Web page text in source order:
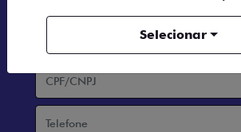
Selecionar